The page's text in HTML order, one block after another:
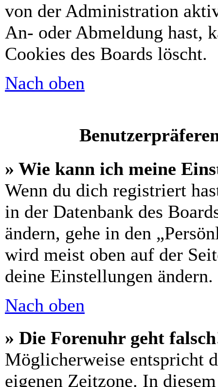
von der Administration
An- oder Abmeldung hast,
Cookies des Boards löscht.
Nach oben
» Wie kann ich meine
Wenn du dich registriert
in der Datenbank des
ändern, gehe in den
wird meist oben auf der
deine Einstellungen ändern.
Nach oben
» Die Forenuhr geht
Möglicherweise entspricht
eigenen Zeitzone. In